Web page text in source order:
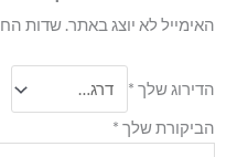
האימייל לא יוצג באתר. שדות
הדירוג שלך *
הביקורת שלך *